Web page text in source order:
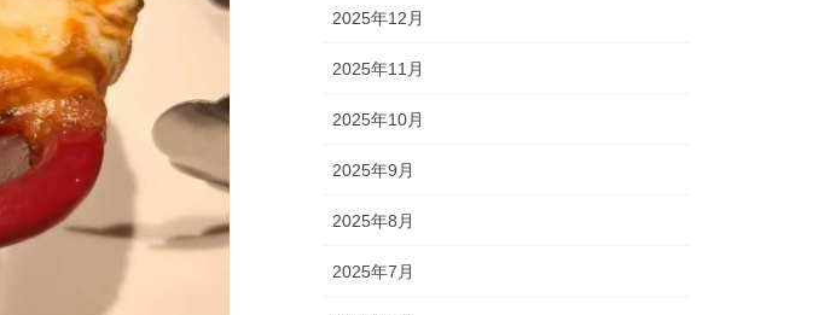
2025年12月
2025年11月
2025年10月
2025年9月
2025年8月
2025年7月